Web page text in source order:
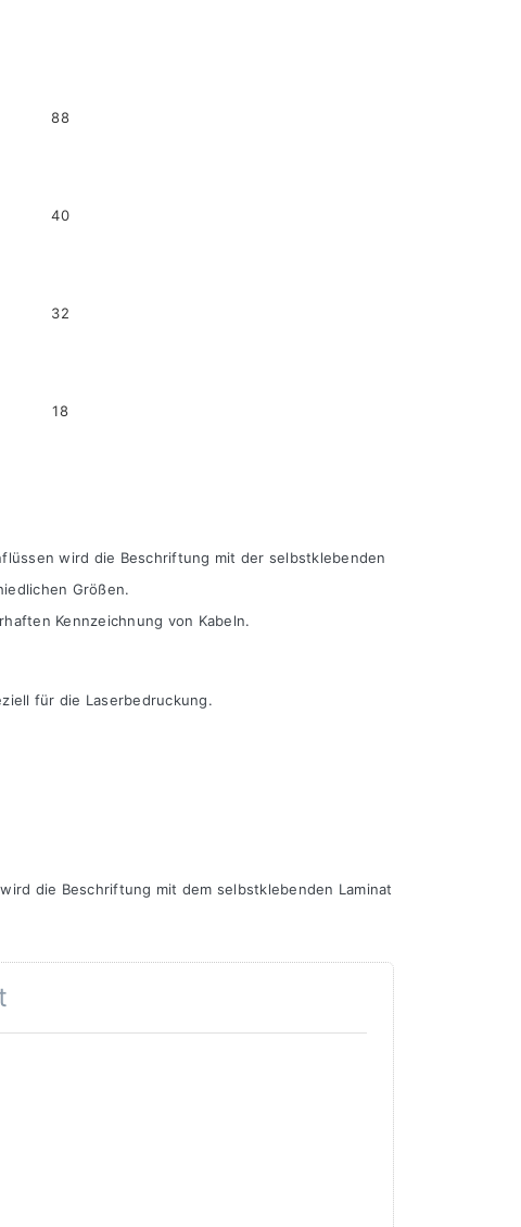
88
40
32
18
wird die Beschriftung mit der selbstklebenden
Größen.
Kennzeichnung von Kabeln.
für die Laserbedruckung.
die Beschriftung mit dem selbstklebenden Laminat